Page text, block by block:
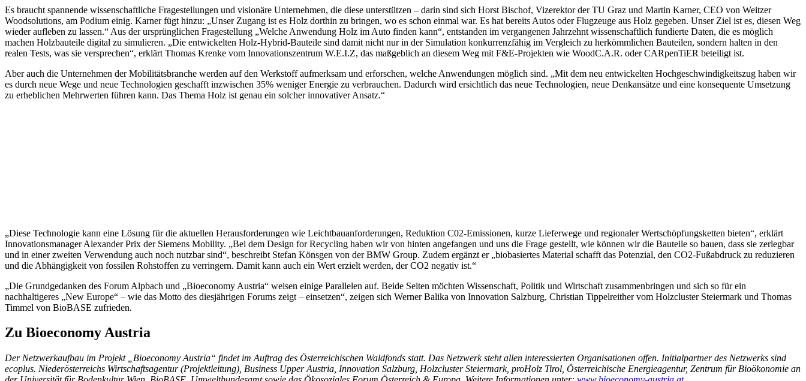
Es braucht spannende wissenschaftliche Fragestellungen und visionäre Unternehmen, die diese unterstützen – darin sind sich Horst Bischof, Vizerektor der TU Graz und Martin Karner, CEO von Weitzer
Woodsolutions, am Podium einig. Karner fügt hinzu: „Unser Zugang ist es Holz dorthin zu bringen, wo es schon einmal war. Es hat bereits Autos oder Flugzeuge aus Holz gegeben. Unser Ziel ist es, diesen Weg
wieder aufleben zu lassen.“ Aus der ursprünglichen Fragestellung „Welche Anwendung Holz im Auto finden kann“, entstanden im vergangenen Jahrzehnt wissenschaftlich fundierte Daten, die es möglich
machen Holzbauteile digital zu simulieren. „Die entwickelten Holz-Hybrid-Bauteile sind damit nicht nur in der Simulation konkurrenzfähig im Vergleich zu herkömmlichen Bauteilen, sondern halten in den
realen Tests, was sie versprechen“, erklärt Thomas Krenke vom Innovationszentrum W.E.I.Z, das maßgeblich an diesem Weg mit F&E-Projekten wie WoodC.A.R. oder CARpenTiER beteiligt ist.
Aber auch die Unternehmen der Mobilitätsbranche werden auf den Werkstoff aufmerksam und erforschen, welche Anwendungen möglich sind. „Mit dem neu entwickelten Hochgeschwindigkeitszug haben wir
es durch neue Wege und neue Technologien geschafft inzwischen 35% weniger Energie zu verbrauchen. Dadurch wird ersichtlich das neue Technologien, neue Denkansätze und eine konsequente Umsetzung
zu erheblichen Mehrwerten führen kann. Das Thema Holz ist genau ein solcher innovativer Ansatz.“
„Diese Technologie kann eine Lösung für die aktuellen Herausforderungen wie Leichtbauanforderungen, Reduktion C02-Emissionen, kurze Lieferwege und regionaler Wertschöpfungsketten bieten“, erklärt
Innovationsmanager Alexander Prix der Siemens Mobility. „Bei dem Design for Recycling haben wir von hinten angefangen und uns die Frage gestellt, wie können wir die Bauteile so bauen, dass sie zerlegbar
und in einer zweiten Verwendung auch noch nutzbar sind“, beschreibt Stefan Könsgen von der BMW Group. Zudem ergänzt er „biobasiertes Material schafft das Potenzial, den CO2-Fußabdruck zu reduzieren
und die Abhängigkeit von fossilen Rohstoffen zu verringern. Damit kann auch ein Wert erzielt werden, der CO2 negativ ist.“
„Die Grundgedanken des Forum Alpbach und „Bioeconomy Austria“ weisen einige Parallelen auf. Beide Seiten möchten Wissenschaft, Politik und Wirtschaft zusammenbringen und sich so für ein
nachhaltigeres „New Europe“ – wie das Motto des diesjährigen Forums zeigt – einsetzen“, zeigen sich Werner Balika von Innovation Salzburg, Christian Tippelreither vom Holzcluster Steiermark und Thomas
Timmel von BioBASE zufrieden.
Zu Bioeconomy Austria
Der Netzwerkaufbau im Projekt „Bioeconomy Austria“ findet im Auftrag des Österreichischen Waldfonds statt. Das Netzwerk steht allen interessierten Organisationen offen. Initialpartner des Netzwerks sind
ecoplus. Niederösterreichs Wirtschaftsagentur (Projektleitung), Business Upper Austria, Innovation Salzburg, Holzcluster Steiermark, proHolz Tirol, Österreichische Energieagentur, Zentrum für Bioökonomie an